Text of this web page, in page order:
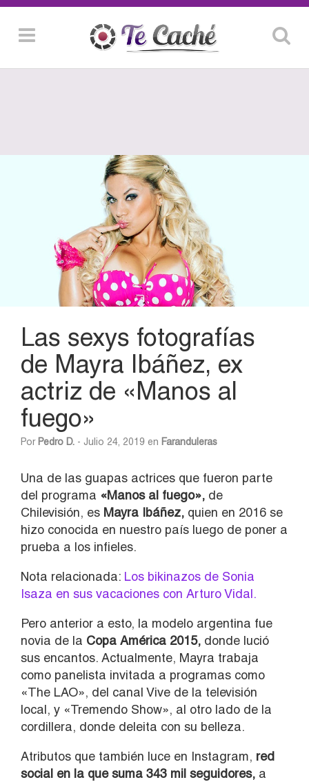
Las sexys fotografías
de Mayra Ibáñez, ex
actriz de «Manos al
fuego»
Por Pedro D. - Julio 24, 2019 en Faranduleras
Una de las guapas actrices que fueron parte
del programa «Manos al fuego», de
Chilevisión, es Mayra Ibáñez, quien en 2016 se
hizo conocida en nuestro país luego de poner a
prueba a los infieles.
Nota relacionada: Los bikinazos de Sonia
Isaza en sus vacaciones con Arturo Vidal.
Pero anterior a esto, la modelo argentina fue
novia de la Copa América 2015, donde lució
sus encantos. Actualmente, Mayra trabaja
como panelista invitada a programas como
«The LAO», del canal Vive de la televisión
local, y «Tremendo Show», al otro lado de la
cordillera, donde deleita con su belleza.
Atributos que también luce en Instagram, red
social en la que suma 343 mil seguidores, a